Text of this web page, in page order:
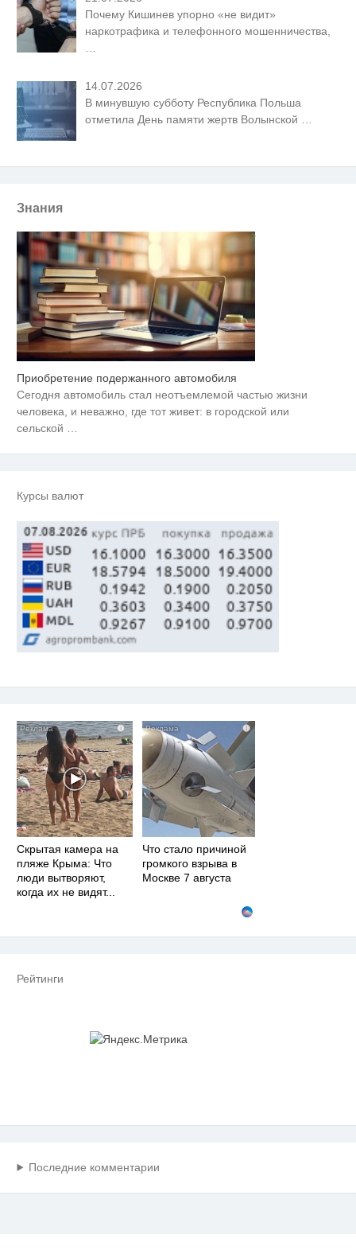
Почему Кишинев упорно «не видит»
наркотрафика и телефонного мошенничества,
14.07.2026
В минувшую субботу Республика Польша
отметила День памяти жертв Волынской
Знания
Приобретение подержанного автомобиля
Сегодня автомобиль стал неотъемлемой частью жизни
человека, и неважно, где тот живет: в городской или
сельской
Курсы валют
i
Скрытая камера на
пляже Крыма: Что
люди вытворяют,
когда их не видят...
i
Что стало причиной
громкого взрыва в
Москве 7 августа
Рейтинги
Последние комментарии
i
Ролик длится пару секунд, но
вы будете в шоке от увиденного